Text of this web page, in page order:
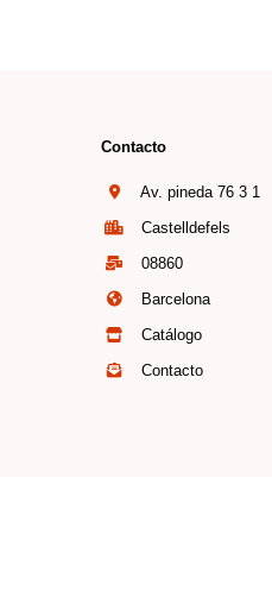
Contacto
Av. pineda 76 3 1
Castelldefels
08860
Barcelona
Catálogo
Contacto